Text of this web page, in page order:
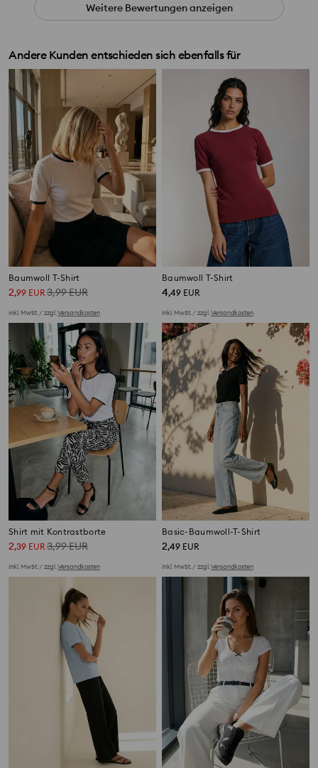
Weitere Bewertungen anzeigen
Andere Kunden entschieden sich ebenfalls für
Baumwoll T-Shirt
2,99 EUR3,99EUR
inkl. MwSt. / zzgl.Versandkosten
Baumwoll T-Shirt
4,49 EUR
inkl. MwSt. / zzgl.Versandkosten
Shirt mit Kontrastborte
2,39 EUR 3,99EUR
inkl. MwSt. / zzgl.Versandkosten
Basic-Baumwoll-T-Shirt
2,49 EUR
inkl. MwSt. / zzgl.Versandkosten